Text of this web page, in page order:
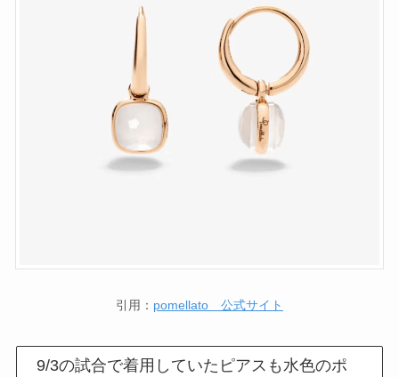
引用： pomellato 公式サイト
9/3の試合で着用していたピアスも水色のポ